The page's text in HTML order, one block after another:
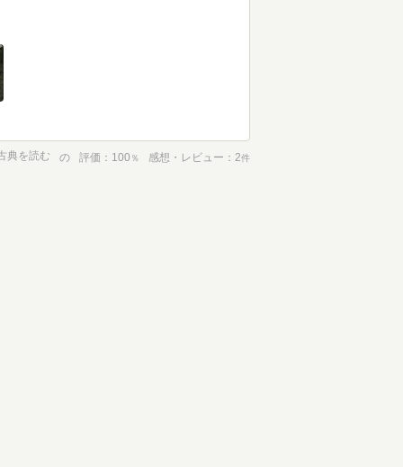
典を読む の 評価 100 ％ 感想・レビュー 2件